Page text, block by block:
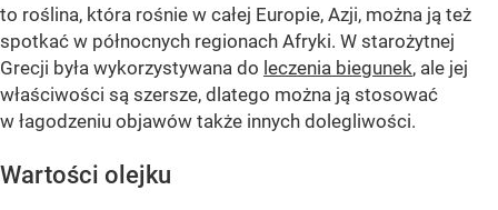
to roślina, która rośnie w całej Europie, Azji, można ją też
spotkać w północnych regionach Afryki. W starożytnej
Grecji była wykorzystywana do leczenia biegunek, ale jej
właściwości są szersze, dlatego można ją stosować
w łagodzeniu objawów także innych dolegliwości.
Wartości olejku